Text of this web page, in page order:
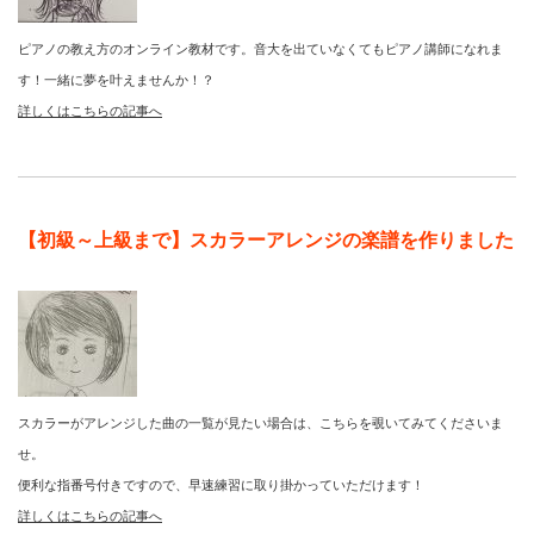
ピアノの教え方のオンライン教材です。音大を出ていなくてもピアノ講師になれま
す！一緒に夢を叶えませんか！？
詳しくはこちらの記事へ
【初級～上級まで】スカラーアレンジの楽譜を作りました
スカラーがアレンジした曲の一覧が見たい場合は、こちらを覗いてみてくださいま
せ。
便利な指番号付きですので、早速練習に取り掛かっていただけます！
詳しくはこちらの記事へ